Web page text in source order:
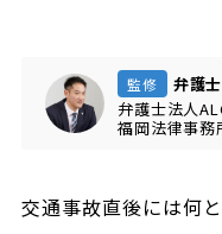
監修
弁護
弁護士法人
福岡法律事務
交通事故直後には何